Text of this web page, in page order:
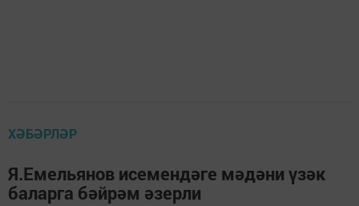
ХӘБӘРЛӘР
Я.Емельянов исемендәге мәдәни үзәк
баларга бәйрәм әзерли